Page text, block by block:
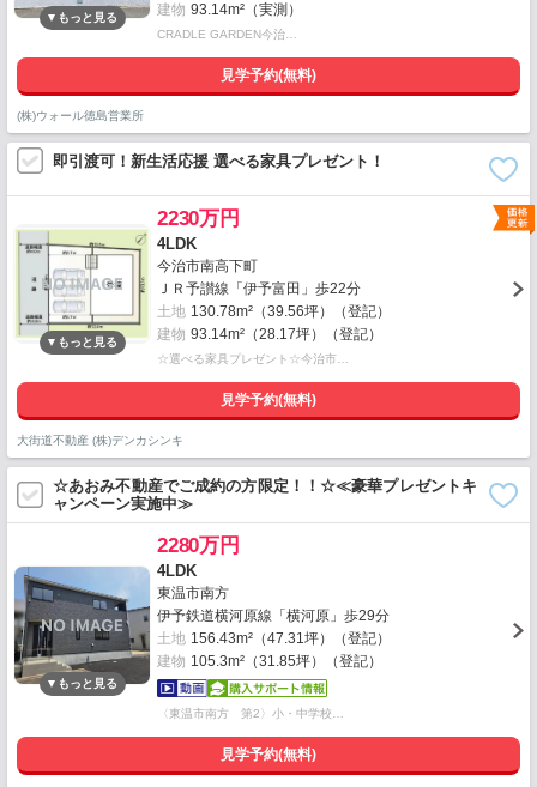
建物 93.14m²（実測）
CRADLE GARDEN今治…
見学予約(無料)
(株)ウォール徳島営業所
即引渡可！新生活応援 選べる家具プレゼント！
2230万円
4LDK
今治市南高下町
ＪＲ予讃線「伊予富田」歩22分
土地 130.78m²（39.56坪）（登記）
建物 93.14m²（28.17坪）（登記）
☆選べる家具プレゼント☆今治市…
見学予約(無料)
大街道不動産 (株)デンカシンキ
☆あおみ不動産でご成約の方限定！！☆≪豪華プレゼントキ
ャンペーン実施中≫
2280万円
4LDK
東温市南方
伊予鉄道横河原線「横河原」歩29分
土地 156.43m²（47.31坪）（登記）
建物 105.3m²（31.85坪）（登記）
〈東温市南方 第2〉小・中学校…
見学予約(無料)